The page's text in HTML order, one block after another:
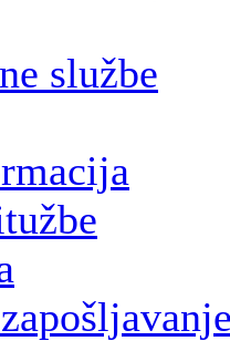
službe